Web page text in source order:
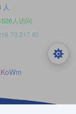
人
人访问